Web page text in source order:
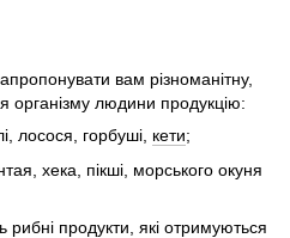
вам різноманітну,
організму людини продукцію:
лосося, горбуші, кети;
хека, пікші, морського окуня
продукти, які отримуються